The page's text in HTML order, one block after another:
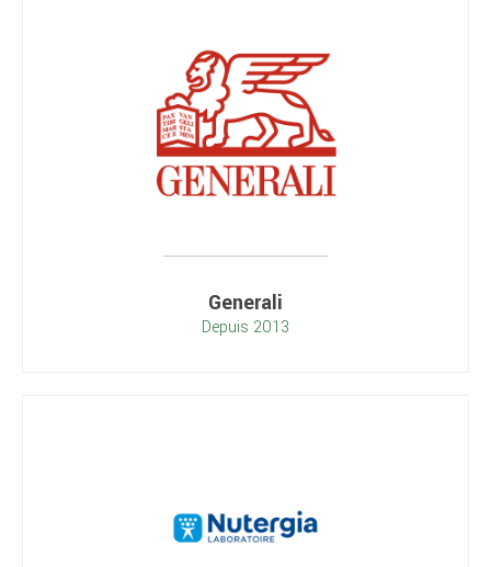
Depuis 2013